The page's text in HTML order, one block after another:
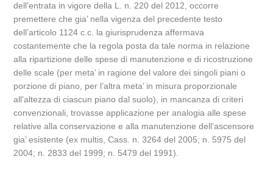
dell’entrata in vigore della L. n. 220 del 2012, occorre
premettere che gia’ nella vigenza del precedente testo
dell’articolo 1124 c.c. la giurisprudenza affermava
costantemente che la regola posta da tale norma in relazione
alla ripartizione delle spese di manutenzione e di ricostruzione
delle scale (per meta’ in ragione del valore dei singoli piani o
porzione di piano, per l’altra meta’ in misura proporzionale
all’altezza di ciascun piano dal suolo), in mancanza di criteri
convenzionali, trovasse applicazione per analogia alle spese
relative alla conservazione e alla manutenzione dell’ascensore
gia’ esistente (ex multis, Cass. n. 3264 del 2005; n. 5975 del
2004; n. 2833 del 1999; n. 5479 del 1991).